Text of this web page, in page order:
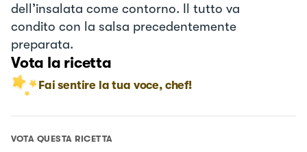
dell’insalata come contorno. Il tutto va
condito con la salsa precedentemente
preparata.
Vota la ricetta
Fai sentire la tua voce, chef!
VOTA QUESTA RICETTA